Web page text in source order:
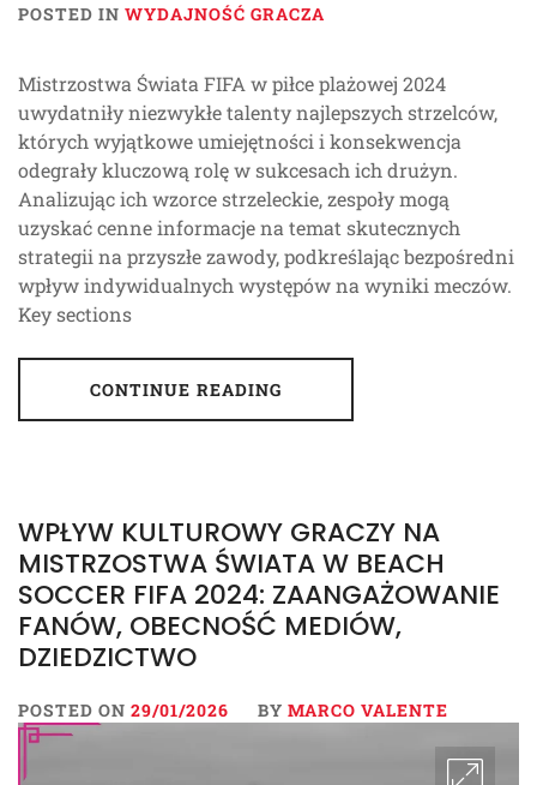
POSTED IN WYDAJNOŚĆ GRACZA
Mistrzostwa Świata FIFA w piłce plażowej 2024
uwydatniły niezwykłe talenty najlepszych strzelców,
których wyjątkowe umiejętności i konsekwencja
odegrały kluczową rolę w sukcesach ich drużyn.
Analizując ich wzorce strzeleckie, zespoły mogą
uzyskać cenne informacje na temat skutecznych
strategii na przyszłe zawody, podkreślając bezpośredni
wpływ indywidualnych występów na wyniki meczów.
Key sections
CONTINUE READING
WPŁYW KULTUROWY GRACZY NA
MISTRZOSTWA ŚWIATA W BEACH
SOCCER FIFA 2024: ZAANGAŻOWANIE
FANÓW, OBECNOŚĆ MEDIÓW,
DZIEDZICTWO
POSTED ON 29/01/2026 BY MARCO VALENTE